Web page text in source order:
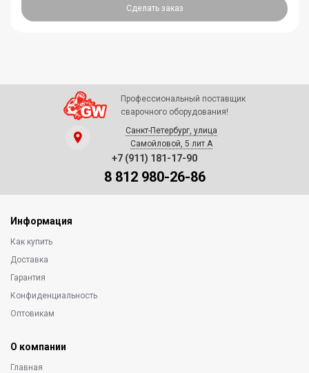
Сделать заказ
Профессиональный поставщик
сварочного оборудования!
Санкт-Петербург, улица
Самойловой, 5 лит А
+7 (911) 181-17-90
8 812 980-26-86
Информация
Как купить
Доставка
Гарантия
Конфиденциальность
Оптовикам
О компании
Главная